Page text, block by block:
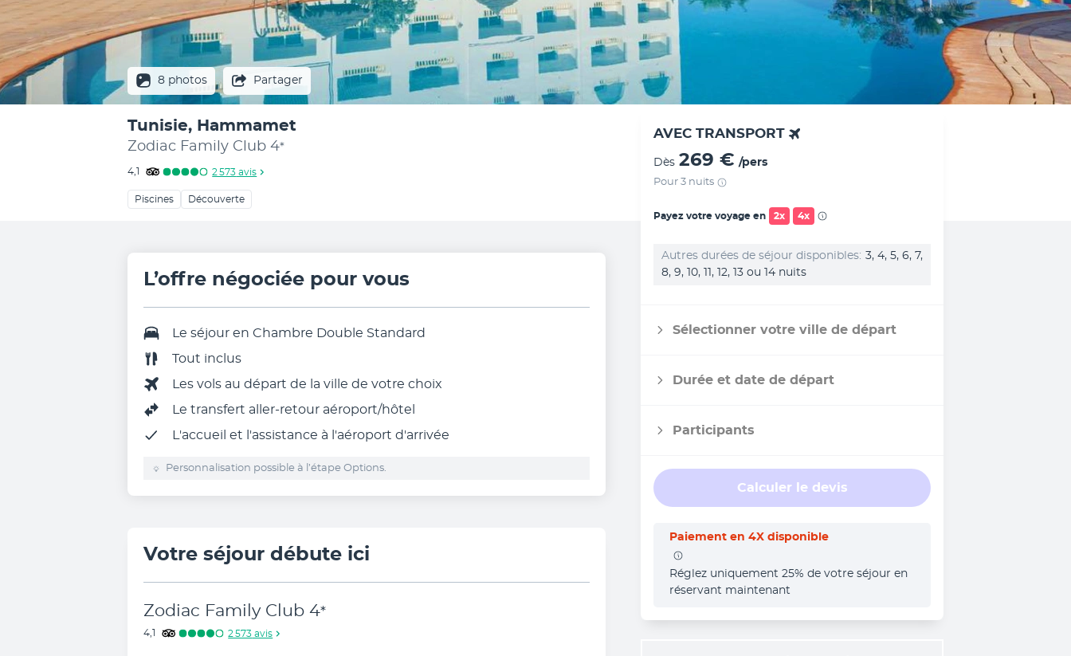
8 photos Partager
Tunisie, Hammamet
Zodiac Family Club 4*
4,1 2 573 avis
Piscines Découverte
AVEC TRANSPORT
Dès 269 € /pers
Pour 3 nuits
Payez votre voyage en 2x 4x
Autres durées de séjour disponibles 3, 4, 5, 6, 7,
8, 9, 10, 11, 12, 13 ou 14 nuits
Sélectionner votre ville de départ
Durée et date de départ
Participants
Calculer le devis
Paiement en 4X disponible
Réglez uniquement 25% de votre séjour en
réservant maintenant
L’offre négociée pour vous
Le séjour en Chambre Double Standard
Tout inclus
Les vols au départ de la ville de votre choix
Le transfert aller-retour aéroport/hôtel
L'accueil et l'assistance à l'aéroport d'arrivée
Personnalisation possible à l’étape Options.
Votre séjour débute ici
Zodiac Family Club 4*
4,1 2 573 avis